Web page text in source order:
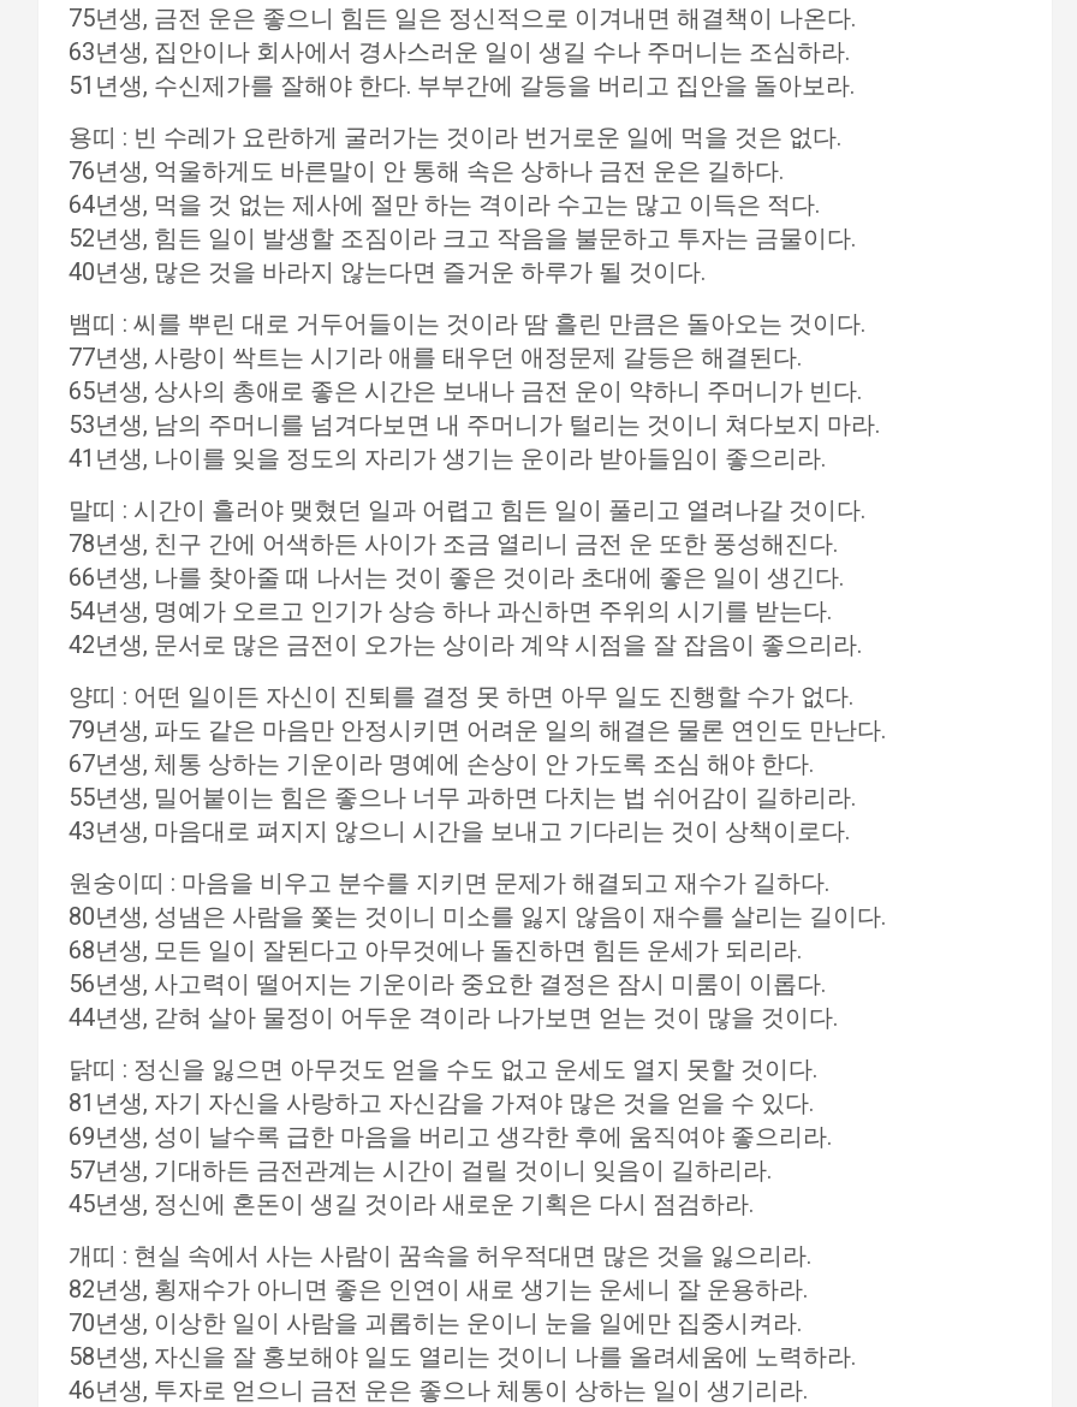
75년생, 금전 운은 좋으니 힘든 일은 정신적으로 이겨내면 해결책이 나온다.
63년생, 집안이나 회사에서 경사스러운 일이 생길 수나 주머니는 조심하라.
51년생, 수신제가를 잘해야 한다. 부부간에 갈등을 버리고 집안을 돌아보라.
용띠 : 빈 수레가 요란하게 굴러가는 것이라 번거로운 일에 먹을 것은 없다.
76년생, 억울하게도 바른말이 안 통해 속은 상하나 금전 운은 길하다.
64년생, 먹을 것 없는 제사에 절만 하는 격이라 수고는 많고 이득은 적다.
52년생, 힘든 일이 발생할 조짐이라 크고 작음을 불문하고 투자는 금물이다.
40년생, 많은 것을 바라지 않는다면 즐거운 하루가 될 것이다.
뱀띠 : 씨를 뿌린 대로 거두어들이는 것이라 땀 흘린 만큼은 돌아오는 것이다.
77년생, 사랑이 싹트는 시기라 애를 태우던 애정문제 갈등은 해결된다.
65년생, 상사의 총애로 좋은 시간은 보내나 금전 운이 약하니 주머니가 빈다.
53년생, 남의 주머니를 넘겨다보면 내 주머니가 털리는 것이니 쳐다보지 마라.
41년생, 나이를 잊을 정도의 자리가 생기는 운이라 받아들임이 좋으리라.
말띠 : 시간이 흘러야 맺혔던 일과 어렵고 힘든 일이 풀리고 열려나갈 것이다.
78년생, 친구 간에 어색하든 사이가 조금 열리니 금전 운 또한 풍성해진다.
66년생, 나를 찾아줄 때 나서는 것이 좋은 것이라 초대에 좋은 일이 생긴다.
54년생, 명예가 오르고 인기가 상승 하나 과신하면 주위의 시기를 받는다.
42년생, 문서로 많은 금전이 오가는 상이라 계약 시점을 잘 잡음이 좋으리라.
양띠 : 어떤 일이든 자신이 진퇴를 결정 못 하면 아무 일도 진행할 수가 없다.
79년생, 파도 같은 마음만 안정시키면 어려운 일의 해결은 물론 연인도 만난다.
67년생, 체통 상하는 기운이라 명예에 손상이 안 가도록 조심 해야 한다.
55년생, 밀어붙이는 힘은 좋으나 너무 과하면 다치는 법 쉬어감이 길하리라.
43년생, 마음대로 펴지지 않으니 시간을 보내고 기다리는 것이 상책이로다.
원숭이띠 : 마음을 비우고 분수를 지키면 문제가 해결되고 재수가 길하다.
80년생, 성냄은 사람을 쫓는 것이니 미소를 잃지 않음이 재수를 살리는 길이다.
68년생, 모든 일이 잘된다고 아무것에나 돌진하면 힘든 운세가 되리라.
56년생, 사고력이 떨어지는 기운이라 중요한 결정은 잠시 미룸이 이롭다.
44년생, 갇혀 살아 물정이 어두운 격이라 나가보면 얻는 것이 많을 것이다.
닭띠 : 정신을 잃으면 아무것도 얻을 수도 없고 운세도 열지 못할 것이다.
81년생, 자기 자신을 사랑하고 자신감을 가져야 많은 것을 얻을 수 있다.
69년생, 성이 날수록 급한 마음을 버리고 생각한 후에 움직여야 좋으리라.
57년생, 기대하든 금전관계는 시간이 걸릴 것이니 잊음이 길하리라.
45년생, 정신에 혼돈이 생길 것이라 새로운 기획은 다시 점검하라.
개띠 : 현실 속에서 사는 사람이 꿈속을 허우적대면 많은 것을 잃으리라.
82년생, 횡재수가 아니면 좋은 인연이 새로 생기는 운세니 잘 운용하라.
70년생, 이상한 일이 사람을 괴롭히는 운이니 눈을 일에만 집중시켜라.
58년생, 자신을 잘 홍보해야 일도 열리는 것이니 나를 올려세움에 노력하라.
46년생, 투자로 얻으니 금전 운은 좋으나 체통이 상하는 일이 생기리라.